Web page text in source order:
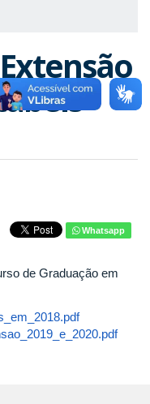
-
Whatsapp
de Graduação em